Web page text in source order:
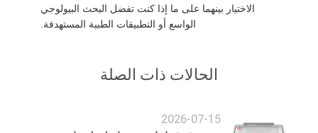
الاختيار بينهما على ما إذا كنت تفضل البحث البيولوجي
الواسع أو التطبيقات الطبية المستهدفة.
الحالات ذات الصلة
2026-07-15